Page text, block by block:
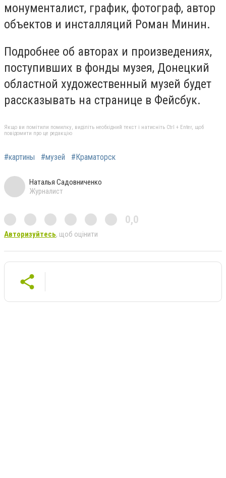
монументалист, график, фотограф, автор
объектов и инсталляций Роман Минин.
Подробнее об авторах и произведениях,
поступивших в фонды музея, Донецкий
областной художественный музей будет
рассказывать на странице в Фейсбук.
Якщо ви помітили помилку, виділіть необхідний текст і натисніть Ctrl + Enter, щоб
повідомити про це редакцію
#картины #музей #Краматорск
Наталья Садовниченко
Журналист
0,0
Авторизуйтесь, щоб оцінити